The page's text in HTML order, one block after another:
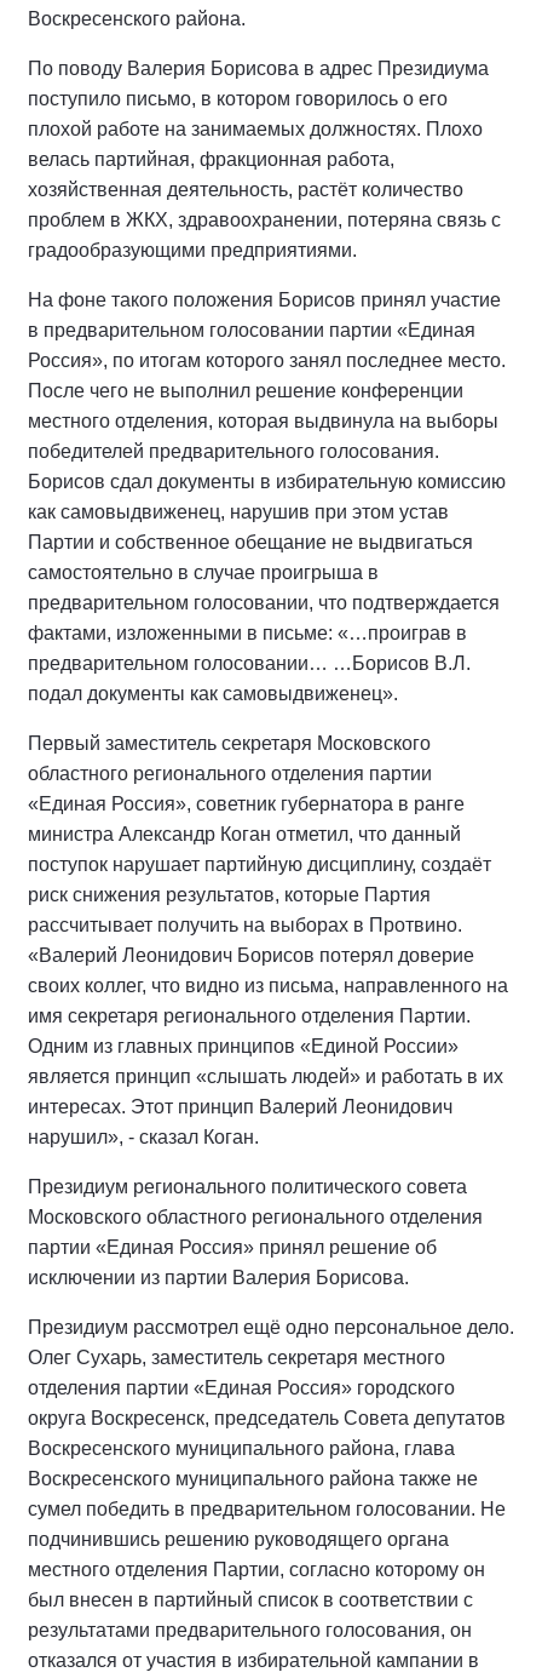
Воскресенского района.
По поводу Валерия Борисова в адрес Президиума
поступило письмо, в котором говорилось о его
плохой работе на занимаемых должностях. Плохо
велась партийная, фракционная работа,
хозяйственная деятельность, растёт количество
проблем в ЖКХ, здравоохранении, потеряна связь с
градообразующими предприятиями.
На фоне такого положения Борисов принял участие
в предварительном голосовании партии «Единая
Россия», по итогам которого занял последнее место.
После чего не выполнил решение конференции
местного отделения, которая выдвинула на выборы
победителей предварительного голосования.
Борисов сдал документы в избирательную комиссию
как самовыдвиженец, нарушив при этом устав
Партии и собственное обещание не выдвигаться
самостоятельно в случае проигрыша в
предварительном голосовании, что подтверждается
фактами, изложенными в письме: «…проиграв в
предварительном голосовании… …Борисов В.Л.
подал документы как самовыдвиженец».
Первый заместитель секретаря Московского
областного регионального отделения партии
«Единая Россия», советник губернатора в ранге
министра Александр Коган отметил, что данный
поступок нарушает партийную дисциплину, создаёт
риск снижения результатов, которые Партия
рассчитывает получить на выборах в Протвино.
«Валерий Леонидович Борисов потерял доверие
своих коллег, что видно из письма, направленного на
имя секретаря регионального отделения Партии.
Одним из главных принципов «Единой России»
является принцип «слышать людей» и работать в их
интересах. Этот принцип Валерий Леонидович
нарушил», - сказал Коган.
Президиум регионального политического совета
Московского областного регионального отделения
партии «Единая Россия» принял решение об
исключении из партии Валерия Борисова.
Президиум рассмотрел ещё одно персональное дело.
Олег Сухарь, заместитель секретаря местного
отделения партии «Единая Россия» городского
округа Воскресенск, председатель Совета депутатов
Воскресенского муниципального района, глава
Воскресенского муниципального района также не
сумел победить в предварительном голосовании. Не
подчинившись решению руководящего органа
местного отделения Партии, согласно которому он
был внесен в партийный список в соответствии с
результатами предварительного голосования, он
отказался от участия в избирательной кампании в